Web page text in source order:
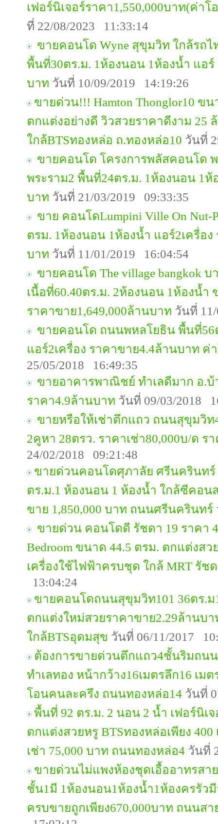
เฟอร์นิเจอร์ราคา1,550,000บาท(ค่า
ที่ 22/08/2023 11:33:14
ขายคอนโด Wyne สุขุมวิท ใกล้รถไ
พื้นที่30ตร.ม. 1ห้องนอน 1ห้องน้ำ แอร์
บาท วันที่ 10/09/2019 14:19:26
ขายด่วน!!! Hamton Thonglor10 ข
ตกแต่งอย่างดี วิวสวยราคาดีงาม 25
ใกล้BTSทองหล่อ ถ.ทองหล่อ10 วันที่
ขายคอนโด โครงการพลัสคอนโด
พระราม2 พื้นที่24ตร.ม. 1ห้องนอน 1ห้
บาท วันที่ 21/03/2019 09:33:35
ขาย คอนโดLumpini Ville On Nut-
ตรม. 1ห้องนอน 1ห้องน้ำ แอร์2เครื่อง
บาท วันที่ 11/01/2019 16:04:54
ขายคอนโด The village bangkok
เนื้อที่60.40ตร.ม. 2ห้องนอน 1ห้องน้ำ
ราคาขาย1,649,000ล้านบาท วันที่
ขายคอนโด ถนนพหลโยธิน พื้นที่56
แอร์2เครื่อง ราคาขาย4.4ล้านบาท ค่
25/05/2018 16:49:35
ขายอาคารพาณิชย์ ทำเลดีมาก อ.บ้
ราคา4.9ล้านบาท วันที่ 09/03/2018
ขายหรือให้เช่าตึกแถว ถนนสุขุมวิ
2คูหา 28ตรว. ราคาเช่า80,000บ/ด ร
24/02/2018 09:21:48
ขายด่วนคอนโดศุภาลัย ศรีนครินทร์
ตร.ม.1 ห้องนอน 1 ห้องน้ำ ใกล้ซีคอน
ขาย 1,850,000 บาท ถนนศรีนครินทร์
ขายด่วน คอนโดดี รัชดา 19 ราคา
Bedroom ขนาด 44.5 ตรม. ตกแต่งสว
เครื่องใช้ไฟฟ้าครบชุด ใกล้ MRT รัช
13:04:24
ขายคอนโดถนนสุขุมวิท101 36ตร.ม
ตกแต่งใหม่สวยราคาขาย2.29ล้านบา
ใกล้BTSอุดมสุข วันที่ 06/11/2017
ต้องการขายด่วนตึกแถว4ชั้นริมถน
ทำเลทอง หน้ากว้าง16เมตรลึก16 เม
โอนคนละครึง ถนนทองหล่อ14 วันที่
พื้นที่ 92 ตร.ม. 2 นอน 2 น้ำ เฟอร์นิเ
ตกแต่งสวยหรู BTSทองหล่อเพียง
เช่า 75,000 บาท ถนนทองหล่อ4 วันที่
ขายด่วนไม่แพงห้องชุดเอื้ออาทรสา
ชั้น1มี 1ห้องนอน1ห้องน้ำ1ห้องครรัวมี
ครบขายถูกเพียง670,000บาท ถนนสา